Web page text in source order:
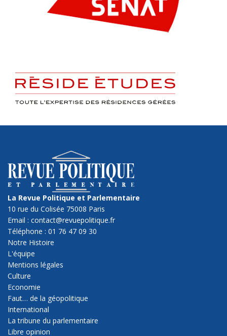
La Revue Politique et Parlementaire
10 rue du Colisée 75008 Paris
Email : contact@revuepolitique.fr
Téléphone : 01 76 47 09 30
Notre Histoire
L'équipe
Mentions légales
Culture
Economie
Faut… de la géopolitique
International
La tribune du parlementaire
Libre opinion